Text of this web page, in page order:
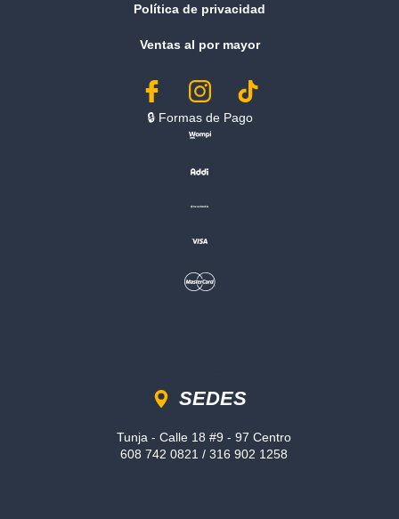
Política de privacidad
Ventas al por mayor
🔒︎ Formas de Pago
SEDES
Tunja - Calle 18 #9 - 97 Centro
608 742 0821 / 316 902 1258